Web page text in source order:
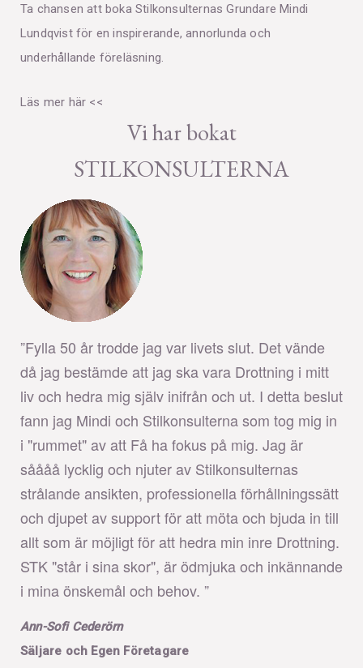
Ta chansen att boka Stilkonsulternas Grundare Mindi
Lundqvist för en inspirerande, annorlunda och
underhållande föreläsning.
Läs mer här <<
Vi har bokat
STILKONSULTERNA
”Fylla 50 år trodde jag var livets slut. Det vände
då jag bestämde att jag ska vara Drottning i mitt
liv och hedra mig själv inifrån och ut. I detta beslut
fann jag Mindi och Stilkonsulterna som tog mig in
i "rummet" av att Få ha fokus på mig. Jag är
såååå lycklig och njuter av Stilkonsulternas
strålande ansikten, professionella förhållningssätt
och djupet av support för att möta och bjuda in till
allt som är möjligt för att hedra min inre Drottning.
STK "står i sina skor", är ödmjuka och inkännande
i mina önskemål och behov. ”
Ann-Sofi Cederörn
Säljare och Egen Företagare